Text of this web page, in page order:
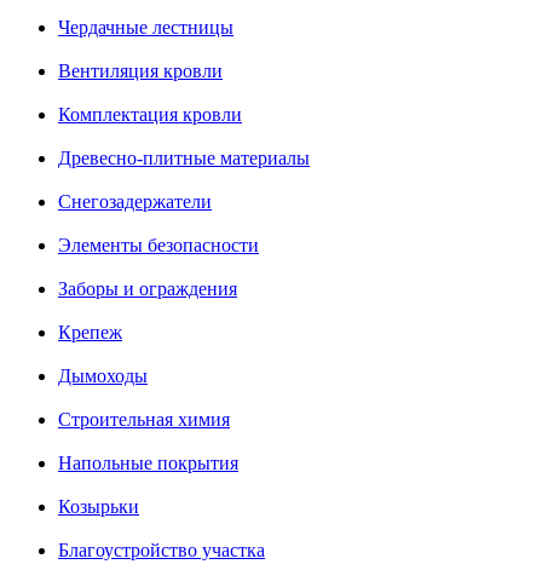
Чердачные лестницы
Вентиляция кровли
Комплектация кровли
Древесно-плитные материалы
Снегозадержатели
Элементы безопасности
Заборы и ограждения
Крепеж
Дымоходы
Строительная химия
Напольные покрытия
Козырьки
Благоустройство участка